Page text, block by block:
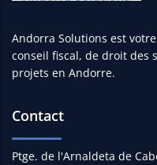
Andorra Solutions est
conseil fiscal, de droit des
projets en Andorre.
Contact
Ptge. de l'Arnaldeta de